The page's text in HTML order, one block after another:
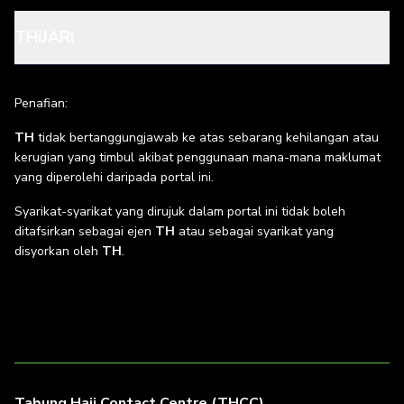
Penafian:
TH tidak bertanggungjawab ke atas sebarang kehilangan atau
kerugian yang timbul akibat penggunaan mana-mana maklumat
yang diperolehi daripada portal ini.
Syarikat-syarikat yang dirujuk dalam portal ini tidak boleh
ditafsirkan sebagai ejen TH atau sebagai syarikat yang
disyorkan oleh TH.